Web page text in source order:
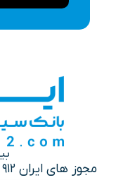
بیش
مجوز های ایران 912